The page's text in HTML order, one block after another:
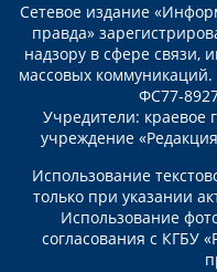
Сетевое издание
правда»
надзору в сфере связи,
массовых
ФС77-
Учредители: краевое
учреждение
Использование
только при указании
Использование
согласования с КГБУ